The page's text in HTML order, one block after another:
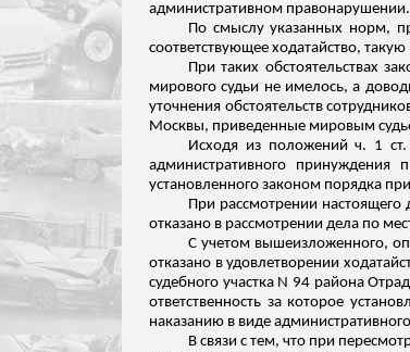
административном правонарушении.
По смыслу указанных норм,
соответствующее ходатайство,
При таких обстоятельствах
мирового судьи не имелось, а
уточнения обстоятельств
Москвы, приведенные мировым
Исходя из положений ч. 1
административного принуждения
установленного законом порядка
При рассмотрении
отказано в рассмотрении дела по
С учетом вышеизложенного,
отказано в удовлетворении
судебного участка N 94 района
ответственность за которое
наказанию в виде
В связи с тем, что при